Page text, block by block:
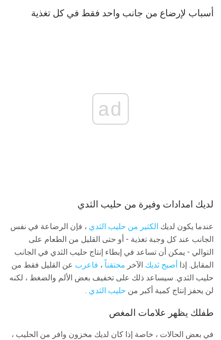
أسباب لإرضاع من جانب واحد فقط في كل تغذية
ad
لديك امدادات وفيرة من حليب الثدي
عندما يكون لديك الكثير من حليب الثدي ، فإن الرضاعة في نفس
الجانب عند كل وجبة تغذية - أو حتى القليل من الطعام على
التوالي - يمكن أن تساعد في إبطاء إنتاج حليب الثدي في الجانب
المقابل. إذا أصبح ثديك الآخر محتقناً ، فاعرب عن القليل فقط من
حليب الثدي. سيساعد ذلك على تخفيف بعض الألم والضغط ، لكنه
لن يحفز إنتاج كمية أكبر من حليب الثدي .
طفلك يظهر علامات المغص
في بعض الحالات ، خاصة إذا كان لديك مخزون وافر من الحليب ،